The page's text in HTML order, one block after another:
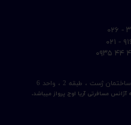
مسافرتی آریا اوج پرواز میباشد.
ژست ، طبقه 2 ، واحد 6